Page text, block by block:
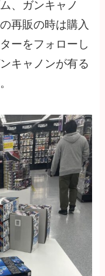
、ガンキャノ
再販の時は購入
ーをフォローし
キャノンが有る